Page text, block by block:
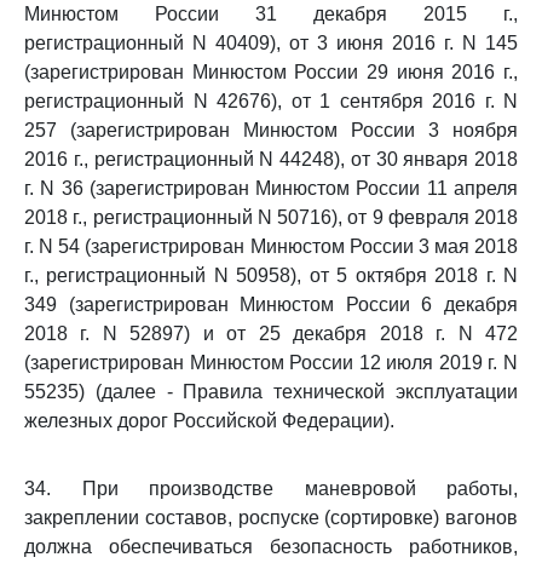
Минюстом России 31 декабря 2015 г.,
регистрационный N 40409), от 3 июня 2016 г. N 145
(зарегистрирован Минюстом России 29 июня 2016 г.,
регистрационный N 42676), от 1 сентября 2016 г. N
257 (зарегистрирован Минюстом России 3 ноября
2016 г., регистрационный N 44248), от 30 января 2018
г. N 36 (зарегистрирован Минюстом России 11 апреля
2018 г., регистрационный N 50716), от 9 февраля 2018
г. N 54 (зарегистрирован Минюстом России 3 мая 2018
г., регистрационный N 50958), от 5 октября 2018 г. N
349 (зарегистрирован Минюстом России 6 декабря
2018 г. N 52897) и от 25 декабря 2018 г. N 472
(зарегистрирован Минюстом России 12 июля 2019 г. N
55235) (далее - Правила технической эксплуатации
железных дорог Российской Федерации).
34. При производстве маневровой работы,
закреплении составов, роспуске (сортировке) вагонов
должна обеспечиваться безопасность работников,